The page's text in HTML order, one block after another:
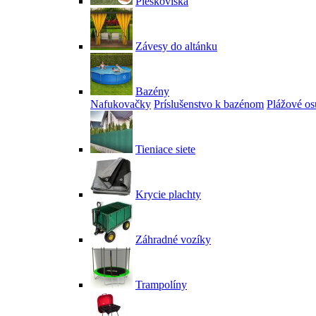
Závesy do altánku
Bazény
Nafukovačky Príslušenstvo k bazénom Plážové
Tieniace siete
Krycie plachty
Záhradné vozíky
Trampolíny